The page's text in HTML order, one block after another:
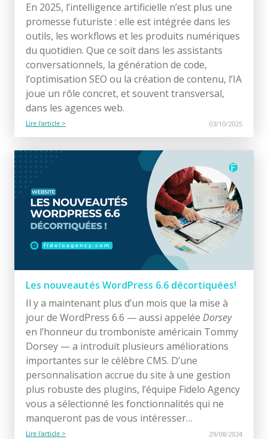
En 2025, l’intelligence artificielle n’est plus une
promesse futuriste : elle est intégrée dans les
outils, les workflows et les produits numériques
du quotidien. Que ce soit dans les assistants
conversationnels, la génération de code,
l’optimisation SEO ou la création de contenu, l’IA
joue un rôle concret, et souvent transversal,
dans les agences web.
Lire l'article > 03/10/2025
Les nouveautés WordPress 6.6 décortiquées!
Il y a maintenant plus d’un mois que la mise à
jour de WordPress 6.6 — aussi appeléeDorsey
en l’honneur du tromboniste américain Tommy
Dorsey — a introduit plusieurs améliorations
importantes sur le célèbre CMS. D’une
personnalisation accrue du site à une gestion
plus robuste des plugins, l’équipe Fidelo Agency
vous a sélectionné les fonctionnalités qui ne
manqueront pas de vous intéresser…
Lire l'article > 29/08/2024